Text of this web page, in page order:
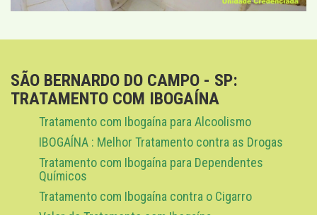
SÃO BERNARDO DO CAMPO - SP:
TRATAMENTO COM IBOGAÍNA
Tratamento com Ibogaína para Alcoolismo
IBOGAÍNA : Melhor Tratamento contra as Drogas
Tratamento com Ibogaína para Dependentes
Químicos
Tratamento com Ibogaína contra o Cigarro